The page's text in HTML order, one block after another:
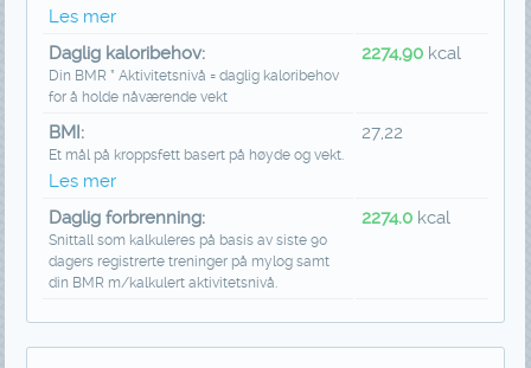
Les mer
Daglig kaloribehov:
Din BMR * Aktivitetsnivå = daglig kaloribehov
for å holde nåværende vekt
2274,90kcal
BMI:
Et mål på kroppsfett basert på høyde og vekt.
Les mer
27,22
Daglig forbrenning:
Snittall som kalkuleres på basis av siste 90
dagers registrerte treninger på mylog samt
din BMR m/kalkulert aktivitetsnivå.
2274.0kcal